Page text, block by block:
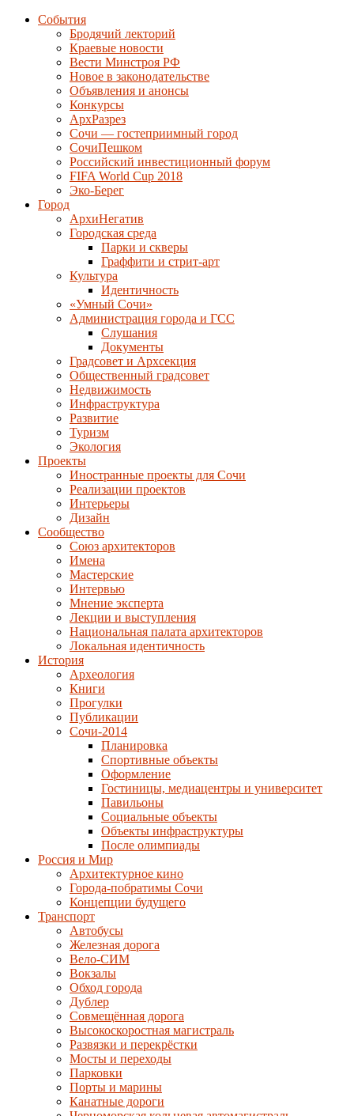
События
Бродячий лекторий
Краевые новости
Вести Минстроя РФ
Новое в законодательстве
Объявления и анонсы
Конкурсы
АрхРазрез
Сочи — гостеприимный город
СочиПешком
Российский инвестиционный форум
FIFA World Cup 2018
Эко-Берег
Город
АрхиНегатив
Городская среда
Парки и скверы
Граффити и стрит-арт
Культура
Идентичность
«Умный Сочи»
Администрация города и ГСС
Слушания
Документы
Градсовет и Архсекция
Общественный градсовет
Недвижимость
Инфраструктура
Развитие
Туризм
Экология
Проекты
Иностранные проекты для Сочи
Реализации проектов
Интерьеры
Дизайн
Сообщество
Союз архитекторов
Имена
Мастерские
Интервью
Мнение эксперта
Лекции и выступления
Национальная палата архитекторов
Локальная идентичность
История
Археология
Книги
Прогулки
Публикации
Сочи-2014
Планировка
Спортивные объекты
Оформление
Гостиницы, медиацентры и университет
Павильоны
Социальные объекты
Объекты инфраструктуры
После олимпиады
Россия и Мир
Архитектурное кино
Города-побратимы Сочи
Концепции будущего
Транспорт
Автобусы
Железная дорога
Вело-СИМ
Вокзалы
Обход города
Дублер
Совмещённая дорога
Высокоскоростная магистраль
Развязки и перекрёстки
Мосты и переходы
Парковки
Порты и марины
Канатные дороги